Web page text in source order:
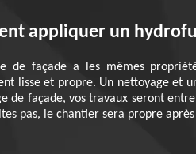
appliquer un
de façade a les mêmes
lisse et propre. Un nettoyage et
de façade, vos travaux seront
pas, le chantier sera propre